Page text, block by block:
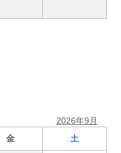
2026年9月
金 土